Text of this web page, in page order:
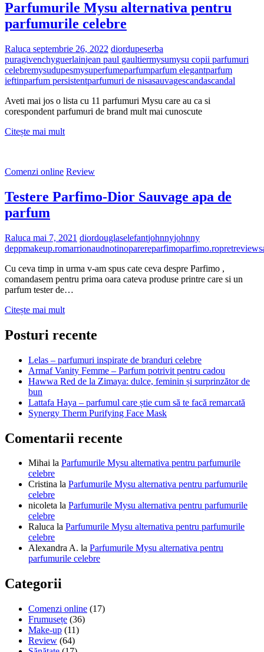
Parfumurile Mysu alternativa pentru
parfumurile celebre
Raluca septembrie 26, 2022 diordupeserba
puragivenchyguerlainjean paul gaultiermysumysu copii parfumuri
celebremysudupesmysuperfumeparfumparfum elegantparfum
ieftinparfum persistentparfumuri de nisasauvagescandascandal
Aveti mai jos o lista cu 11 parfumuri Mysu care au ca si
corespondent parfumuri de brand mult mai cunoscute
Citește mai multParfumurile
parfumurile
Comenzi online Review
Testere Parfimo-Dior Sauvage apa de
parfum
Raluca mai 7, 2021 diordouglaselefantjohnnyjohnny
deppmakeup.romarrionaudnotinoparereparfimoparfimo.ropretreview
Cu ceva timp in urma v-am spus cate ceva despre Parfimo ,
comandasem pentru prima oara cateva produse printre care si un
parfum tester de…
Citește mai multTestere
Sauvage
de
parfum
Posturi recente
Lelas – parfumuri inspirate de branduri celebre
Armaf Vanity Femme – Parfum potrivit pentru cadou
Hawwa Red de la Zimaya: dulce, feminin și surprinzător de
bun
Lattafa Haya – parfumul care știe cum să te facă remarcată
Synergy Therm Purifying Face Mask
Comentarii recente
Mihai la Parfumurile Mysu alternativa pentru parfumurile
celebre
Cristina la Parfumurile Mysu alternativa pentru parfumurile
celebre
nicoleta la Parfumurile Mysu alternativa pentru parfumurile
celebre
Raluca la Parfumurile Mysu alternativa pentru parfumurile
celebre
Alexandra A. la Parfumurile Mysu alternativa pentru
parfumurile celebre
Categorii
Comenzi online (17)
Frumusețe (36)
Make-up (11)
Review (64)